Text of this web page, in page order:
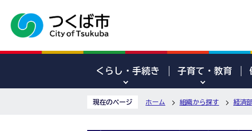
くらし・手続き 子育て・教育
現在のページ ホーム 組織から探す 経済